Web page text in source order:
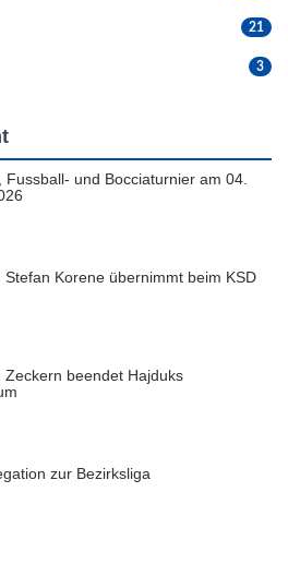
21
3
Fussball- und Bocciaturnier am 04.
Stefan Korene übernimmt beim KSD
Zeckern beendet Hajduks
zur Bezirksliga